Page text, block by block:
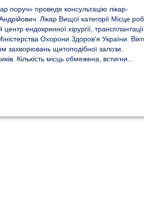
поруч» проведе консультацію лікар-
Лікар Вищої категорії Місце
ендокринної хірургії, трансплантації
Охорони Здоров’я України.
захворювань щитоподібної залози,
Кількість місць обмежена, встигни…